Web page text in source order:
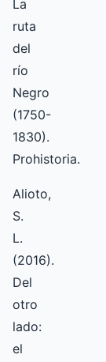
La
ruta
del
río
Negro
(1750-
1830).
Prohistoria.
Alioto,
S.
L.
(2016).
Del
otro
lado:
el